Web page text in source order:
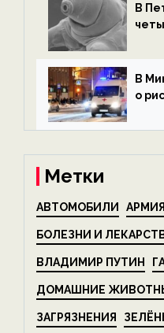
В
В
о
на
Метки
АВТОМОБИЛИ
БОЛЕЗНИ И
ВЛАДИМИР ПУТИН
ДОМАШНИЕ
ЗАГРЯЗНЕНИЯ